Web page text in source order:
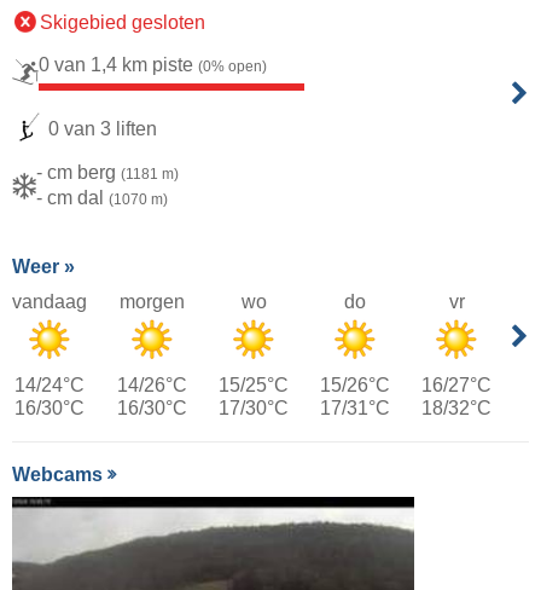
Skigebied gesloten
0 van 1,4 km piste (0% open)
0 van 3 liften
- cm berg (1181 m)
- cm dal (1070 m)
Weer »
vandaag
14/24°C
16/30°C
morgen
14/26°C
16/30°C
wo
15/25°C
17/30°C
do
15/26°C
17/31°C
vr
16/27°C
18/32°C
Webcams